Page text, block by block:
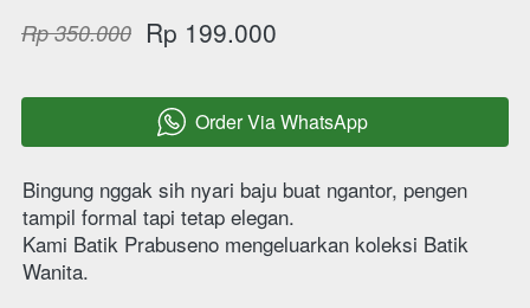
Rp 350.000 Rp 199.000
` Order Via WhatsApp
Bingung nggak sih nyari baju buat ngantor, pengen
tampil formal tapi tetap elegan.
Kami Batik Prabuseno mengeluarkan koleksi Batik
Wanita.